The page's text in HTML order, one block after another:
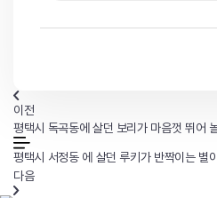
이전
평택시 독곡동에 살던 보리가 마음껏 뛰어
평택시 서정동 에 살던 루키가 반짝이는 별
다음